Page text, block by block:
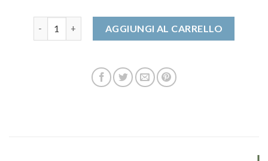
AGGIUNGI AL CARRELLO